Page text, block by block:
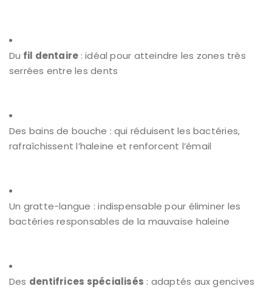
Du fil dentaire : idéal pour atteindre les zones très
serrées entre les dents
Des bains de bouche : qui réduisent les bactéries,
rafraîchissent l’haleine et renforcent l’émail
Un gratte-langue : indispensable pour éliminer les
bactéries responsables de la mauvaise haleine
Des dentifrices spécialisés : adaptés aux gencives